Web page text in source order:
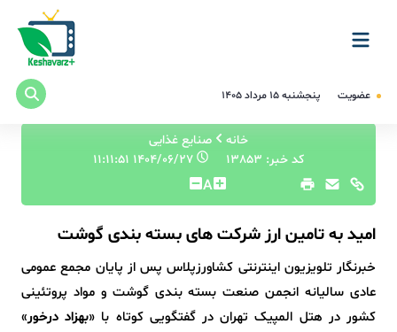
عضویت پنجشنبه ۱۵ مرداد ۱۴۰۵
خانه
صنایع غذایی
کد خبر: 13853
۱۴۰۴/۰۶/۲۷ ۱۱:۱۱:۵۱
A
امید به تامین ارز شرکت های بسته بندی گوشت
خبرنگار تلویزیون اینترنتی کشاورزپلاس پس از پایان مجمع عمومی
عادی سالیانه انجمن صنعت بسته بندی گوشت و مواد پروتئینی
کشور در هتل المپیک تهران در گفتگویی کوتاه با «بهزاد درخور»